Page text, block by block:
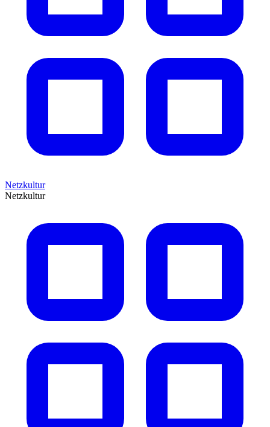
Netzkultur
Netzkultur